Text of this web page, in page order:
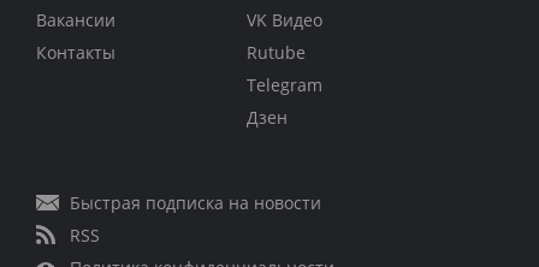
Вакансии
Контакты
VK Видео
Rutube
Telegram
Дзен
Быстрая подписка на новости
RSS